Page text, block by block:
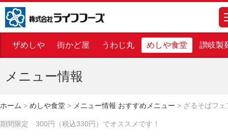
株式会社ライフフーズ
ザめしや 街かど屋 うわじ丸 めしや食堂 讃岐製
メニュー情報
ホーム > めしや食堂 > メニュー情報 おすすめメニュー > ざるそばフェ
期間限定 300円（税込330円）でオススメです！